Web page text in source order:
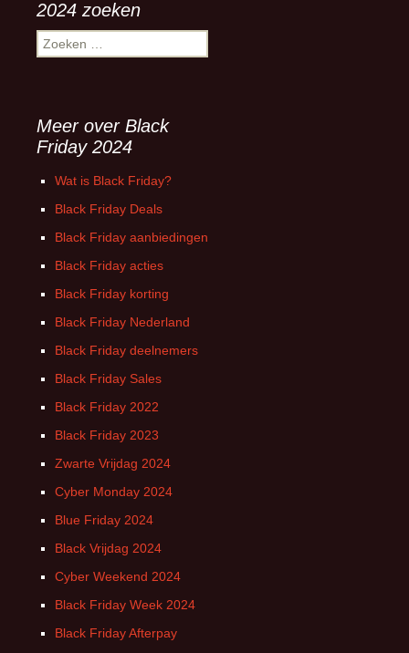
2024 zoeken
Zoeken
naar:
Meer over Black
Friday 2024
Wat is Black Friday?
Black Friday Deals
Black Friday aanbiedingen
Black Friday acties
Black Friday korting
Black Friday Nederland
Black Friday deelnemers
Black Friday Sales
Black Friday 2022
Black Friday 2023
Zwarte Vrijdag 2024
Cyber Monday 2024
Blue Friday 2024
Black Vrijdag 2024
Cyber Weekend 2024
Black Friday Week 2024
Black Friday Afterpay